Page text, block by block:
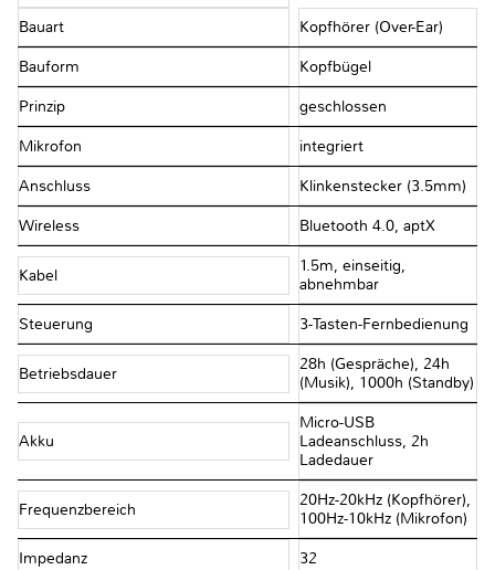
Bauart Kopfhörer (Over-Ear)
Bauform Kopfbügel
Prinzip geschlossen
Mikrofon integriert
Anschluss Klinkenstecker (3.5mm)
Wireless Bluetooth 4.0, aptX
Kabel
1.5m, einseitig,
abnehmbar
Steuerung 3-Tasten-Fernbedienung
Betriebsdauer
28h (Gespräche), 24h
(Musik), 1000h (Standby)
Akku
Micro-USB
Ladeanschluss, 2h
Ladedauer
Frequenzbereich
20Hz-20kHz (Kopfhörer),
100Hz-10kHz (Mikrofon)
Impedanz 32Ω